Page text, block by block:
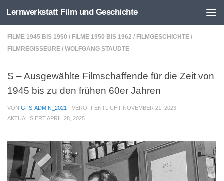
Zum Inhalt springen
Lernwerkstatt Film und Geschichte
FILME 1945 BIS 1950 / FILME 1950 BIS 1962 / FILMGESCHICHTE /
FILMREGISSEURE / WOLFGANG STAUDTE
S – Ausgewählte Filmschaffende für die Zeit von
1945 bis zu den frühen 60er Jahren
VON GFS-ADMIN_2021 · VERÖFFENTLICHT NOVEMBER 21, 2023 ·
AKTUALISIERTAPRIL 28, 2025